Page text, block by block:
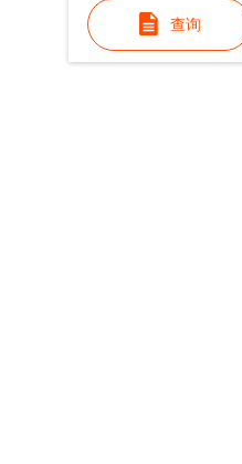
查询